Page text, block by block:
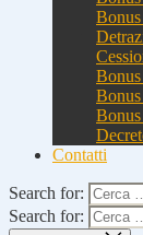
Bonus
Contatti
Search for:
Search for: